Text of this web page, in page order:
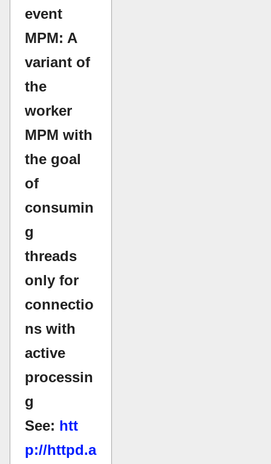
event
MPM: A
variant of
the
worker
MPM with
the goal
of
consumin
g
threads
only for
connectio
ns with
active
processin
g
See: htt
p://httpd.a